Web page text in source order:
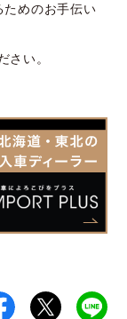
ためのお手伝い
さい。